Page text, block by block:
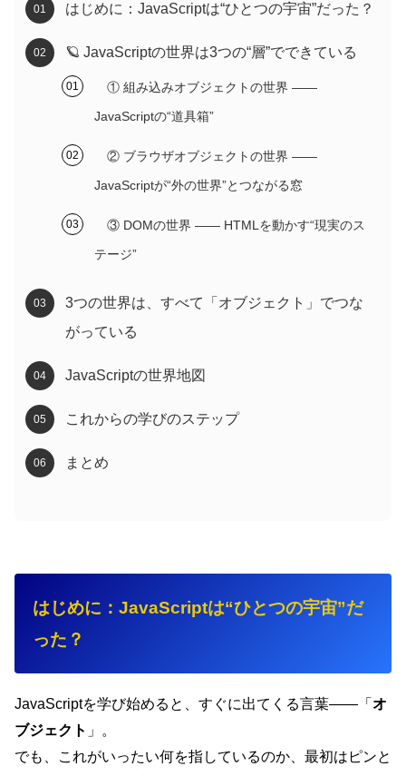
はじめに：JavaScriptは“ひとつの宇宙”だった？
🪐 JavaScriptの世界は3つの“層”でできている
① 組み込みオブジェクトの世界 ――
JavaScriptの“道具箱”
② ブラウザオブジェクトの世界 ――
JavaScriptが“外の世界”とつながる窓
③ DOMの世界 ―― HTMLを動かす“現実のス
テージ”
3つの世界は、すべて「オブジェクト」でつな
がっている
JavaScriptの世界地図
これからの学びのステップ
まとめ
はじめに：JavaScriptは“ひとつの宇宙”だ
った？
JavaScriptを学び始めると、すぐに出てくる言葉――「 オ
ブジェクト 」。
でも、これがいったい何を指しているのか、最初はピンと